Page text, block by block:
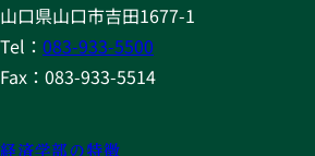
山口県山口市吉田1677-1
Tel： 083-933-5500
Fax：083-933-5514
経済学部の特徴